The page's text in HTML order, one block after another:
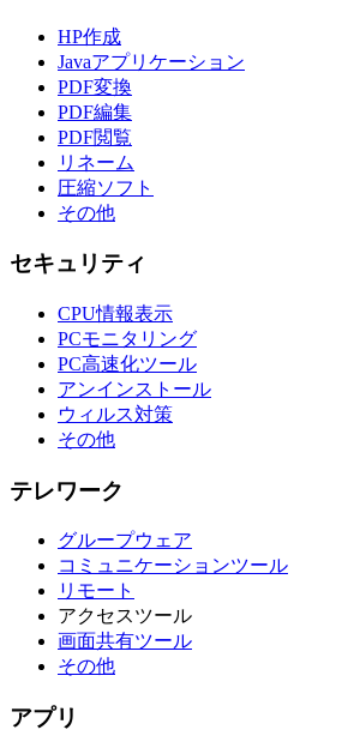
HP作成
Javaアプリケーション
PDF変換
PDF編集
PDF閲覧
リネーム
圧縮ソフト
その他
セキュリティ
CPU情報表示
PCモニタリング
PC高速化ツール
アンインストール
ウィルス対策
その他
テレワーク
グループウェア
コミュニケーションツール
リモート
アクセスツール
画面共有ツール
その他
アプリ